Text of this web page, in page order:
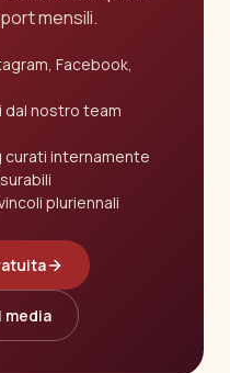
mensili.
Facebook,
dal nostro team
curati internamente
pluriennali
media